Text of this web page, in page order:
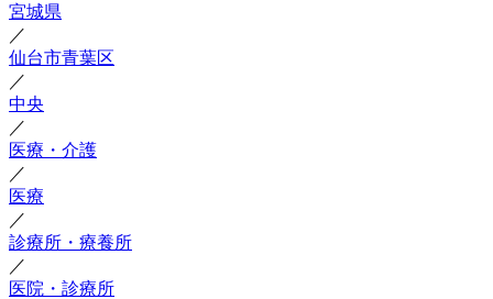
宮城県
／
仙台市青葉区
／
中央
／
医療・介護
／
医療
／
診療所・療養所
／
医院・診療所